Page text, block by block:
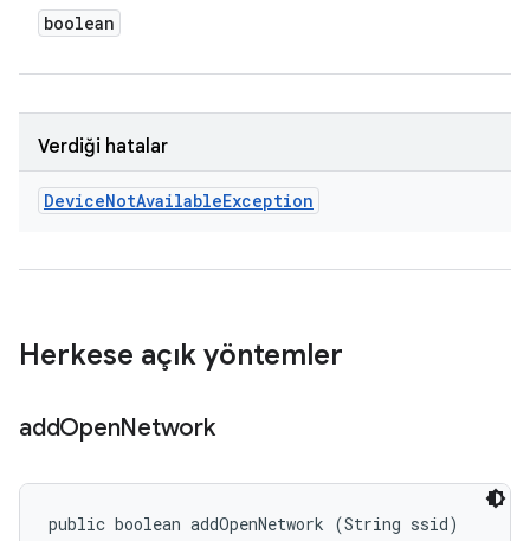
boolean
Verdiği hatalar
DeviceNotAvailableException
Herkese açık yöntemler
addOpenNetwork
public boolean addOpenNetwork (String ssid)